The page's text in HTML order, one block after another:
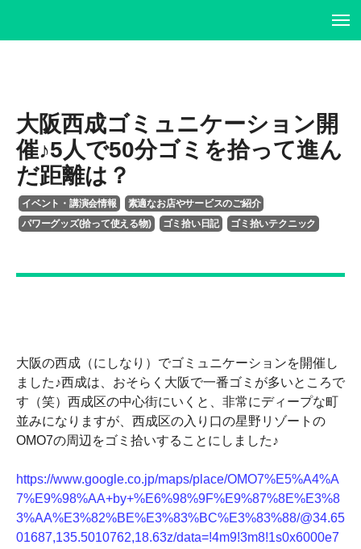
書籍・DVD
イベント・講演情報
履歴書
書籍・DVD
大阪西成ゴミュニケーション開
催♪5人で50分ゴミを拾って進ん
だ距離は？
イベント・講演会情報
素適なお店やサービスのご紹介
パワーグッズ(拾って使える物)
ゴミ拾い日記 ゴミ拾いテクニック
大阪の西成（にしなり）でゴミュニケーションを開催し
ました♪西成は、おそらく大阪で一番ゴミが多いところで
す（笑）西成区の中心街にいくと、非常にディープな町
並みになりますが、西成区の入り口の星野リゾートの
OMO7の周辺をゴミ拾いすることにしました♪
https://www.google.co.jp/maps/place/OMO7%E5%A4%A
7%E9%98%AA+by+%E6%98%9F%E9%87%8E%E3%8
3%AA%E3%82%BE%E3%83%BC%E3%83%88/@34.65
01687,135.5010762,18.63z/data=!4m9!3m8!1s0x6000e7